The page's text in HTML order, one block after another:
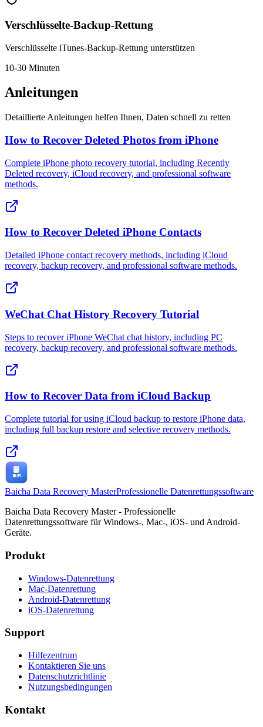
Verschlüsselte-Backup-Rettung
Verschlüsselte iTunes-Backup-Rettung unterstützen
10-30 Minuten
Anleitungen
Detaillierte Anleitungen helfen Ihnen, Daten schnell zu retten
How to Recover Deleted Photos from iPhone
Complete iPhone photo recovery tutorial, including Recently
Deleted recovery, iCloud recovery, and professional software
methods.
How to Recover Deleted iPhone Contacts
Detailed iPhone contact recovery methods, including iCloud
recovery, backup recovery, and professional software methods.
WeChat Chat History Recovery Tutorial
Steps to recover iPhone WeChat chat history, including PC
recovery, backup recovery, and professional software methods.
How to Recover Data from iCloud Backup
Complete tutorial for using iCloud backup to restore iPhone data,
including full backup restore and selective recovery methods.
Baicha Data Recovery MasterProfessionelle Datenrettungssoftware
Baicha Data Recovery Master - Professionelle
Datenrettungssoftware für Windows-, Mac-, iOS- und Android-
Geräte.
Produkt
Windows-Datenrettung
Mac-Datenrettung
Android-Datenrettung
iOS-Datenrettung
Support
Hilfezentrum
Kontaktieren Sie uns
Datenschutzrichtlinie
Nutzungsbedingungen
Kontakt